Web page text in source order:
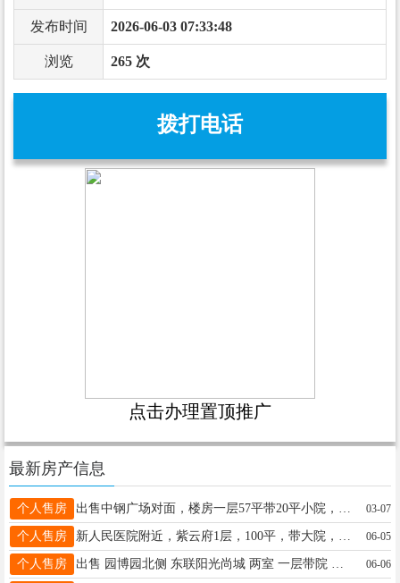
发布时间 2026-06-03 07:33:48
浏览 265 次
拨打电话
点击办理置顶推广
最新房产信息
个人售房 03-07
个人售房 06-05
个人售房 06-06